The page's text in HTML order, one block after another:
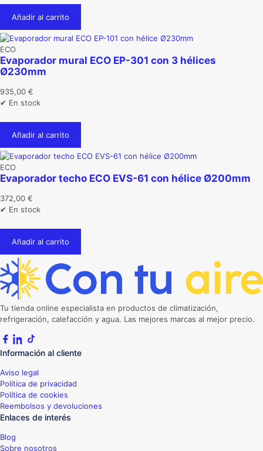
Añadir al carrito
ECO
Evaporador mural ECO EP-301 con 3 hélices
Ø230mm
935,00 €
✔ En stock
Añadir al carrito
ECO
Evaporador techo ECO EVS-61 con hélice Ø200mm
372,00 €
✔ En stock
Añadir al carrito
Tu tienda online especialista en productos de climatización,
refrigeración, calefacción y agua. Las mejores marcas al mejor precio.
Información al cliente
Aviso legal
Política de privacidad
Política de cookies
Reembolsos y devoluciones
Enlaces de interés
Blog
Sobre nosotros